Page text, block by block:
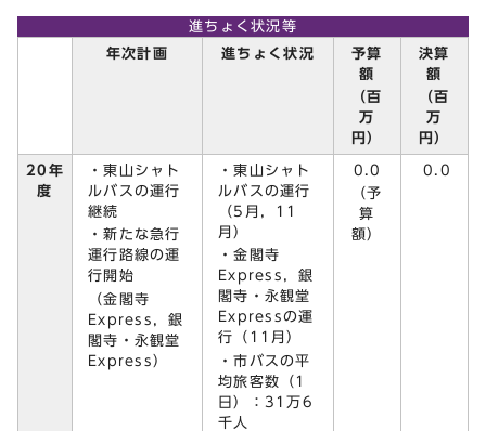
進ちょく状況等
年次計画
進ちょく状況
予算
額
（百
万
円）
決算
額
（百
万
円）
20年
度
・東山シャト
ルバスの運行
継続
・新たな急行
運行路線の運
行開始
（金閣寺
Express，銀
閣寺・永観堂
Express）
・東山シャト
ルバスの運行
（5月，11
月）
・金閣寺
Express，銀
閣寺・永観堂
Expressの運
行（11月）
・市バスの平
均旅客数（1
日）：31万6
千人
0.0
（予
算
額）
0.0